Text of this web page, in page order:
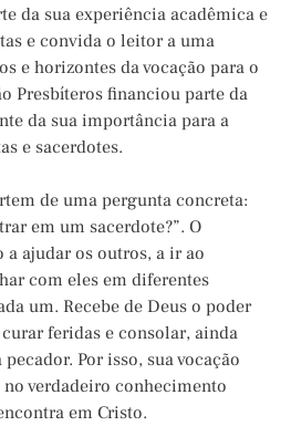
da sua experiência acadêmica e
e convida o leitor a uma
e horizontes da vocação para o
Presbíteros financiou parte da
da sua importância para a
e sacerdotes.
de uma pergunta concreta:
em um sacerdote?”. O
a ajudar os outros, a ir ao
com eles em diferentes
um. Recebe de Deus o poder
feridas e consolar, ainda
Por isso, sua vocação
verdadeiro conhecimento
em Cristo.